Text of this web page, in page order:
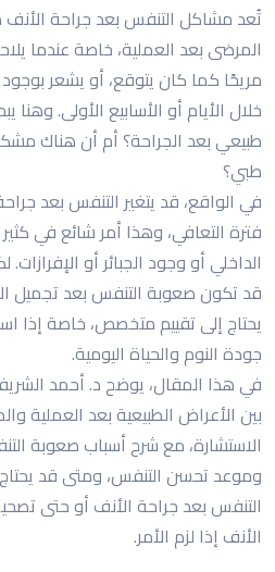
تُعد مشاكل التنفس بعد جراحة الأنف
المرضى بعد العملية، خاصة عندما
مريحًا كما كان يتوقع، أو يشعر
خلال الأيام أو الأسابيع الأولى.
طبيعي بعد الجراحة؟ أم أن هناك
طبي؟
في الواقع، قد يتغير التنفس بعد
فترة التعافي، وهذا أمر شائع في
الداخلي أو وجود الجبائر أو
قد تكون صعوبة التنفس بعد تجميل
يحتاج إلى تقييم متخصص، خاصة إذا
جودة النوم والحياة اليومية.
في هذا المقال، يوضح د. أحمد
بين الأعراض الطبيعية بعد العملية
الاستشارة، مع شرح أسباب صعوبة
وموعد تحسن التنفس، ومتى قد
التنفس بعد جراحة الأنف أو حتى
الأنف إذا لزم الأمر.